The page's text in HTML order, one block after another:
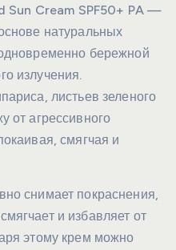
Sun Cream SPF50+ PA —
натуральных
бережной
излучения.
листьев зеленого
от агрессивного
смягчая и
снимает покраснения,
и избавляет от
этому крем можно